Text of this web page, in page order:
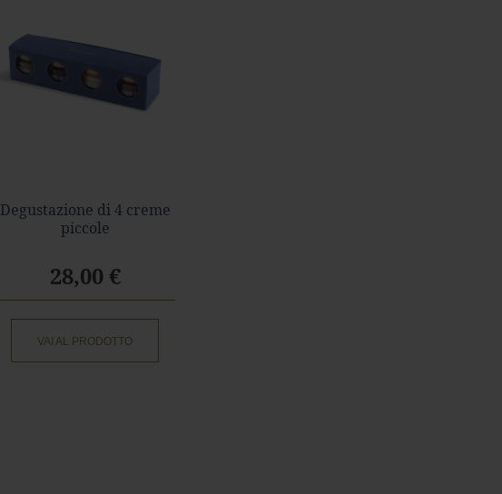
Degustazione di 4 creme
piccole
28,00 €
VAI AL PRODOTTO